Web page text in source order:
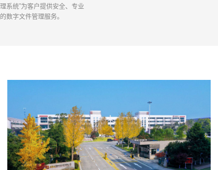
理系统”为客户提供安全、专业
的数字文件管理服务。